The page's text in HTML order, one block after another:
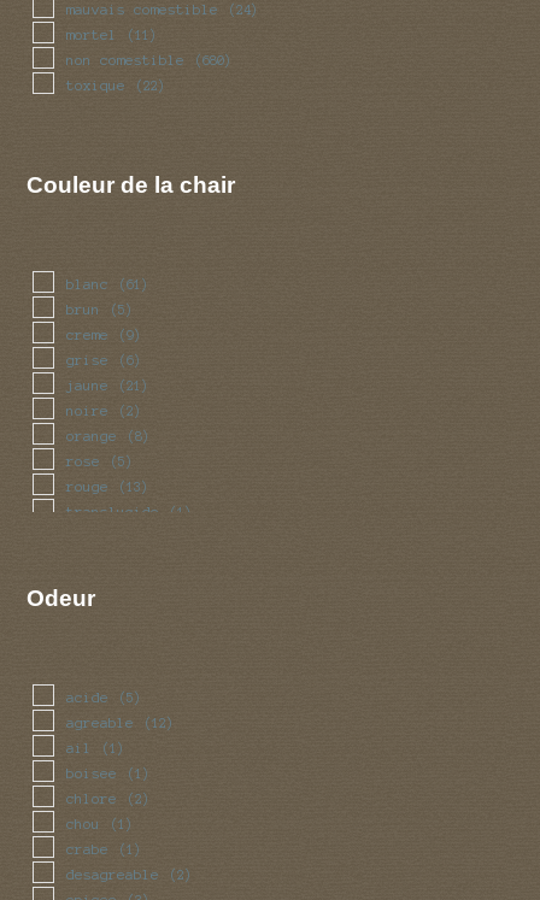
mauvais comestible (24)
mortel (11)
non comestible (680)
toxique (22)
Couleur de la chair
blanc (61)
brun (5)
creme (9)
grise (6)
jaune (21)
noire (2)
orange (8)
rose (5)
rouge (13)
translucide (1)
Odeur
acide (5)
agreable (12)
ail (1)
boisee (1)
chlore (2)
chou (1)
crabe (1)
desagreable (2)